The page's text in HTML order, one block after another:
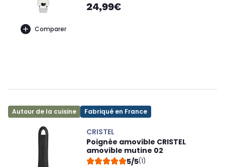
Comparer
24,99€
Autour de la cuisine Fabriqué en France
CRISTEL
Poignée amovible CRISTEL
amovible mutine 02
5/5(1)